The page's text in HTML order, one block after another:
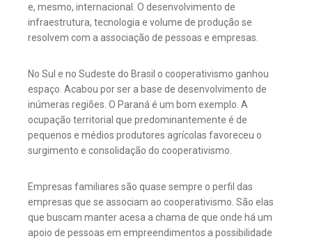
e, mesmo, internacional. O desenvolvimento de
infraestrutura, tecnologia e volume de produção se
resolvem com a associação de pessoas e empresas.
No Sul e no Sudeste do Brasil o cooperativismo ganhou
espaço. Acabou por ser a base de desenvolvimento de
inúmeras regiões. O Paraná é um bom exemplo. A
ocupação territorial que predominantemente é de
pequenos e médios produtores agrícolas favoreceu o
surgimento e consolidação do cooperativismo.
Empresas familiares são quase sempre o perfil das
empresas que se associam ao cooperativismo. São elas
que buscam manter acesa a chama de que onde há um
apoio de pessoas em empreendimentos a possibilidade